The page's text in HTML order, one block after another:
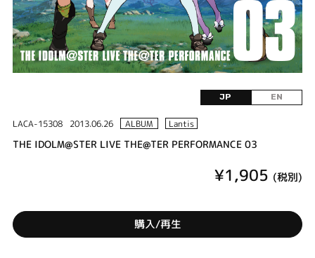
JP EN
LACA-15308 2013.06.26 ALBUM Lantis
THE IDOLM@STER LIVE THE@TER PERFORMANCE 03
¥1,905 (税別)
購入/再生